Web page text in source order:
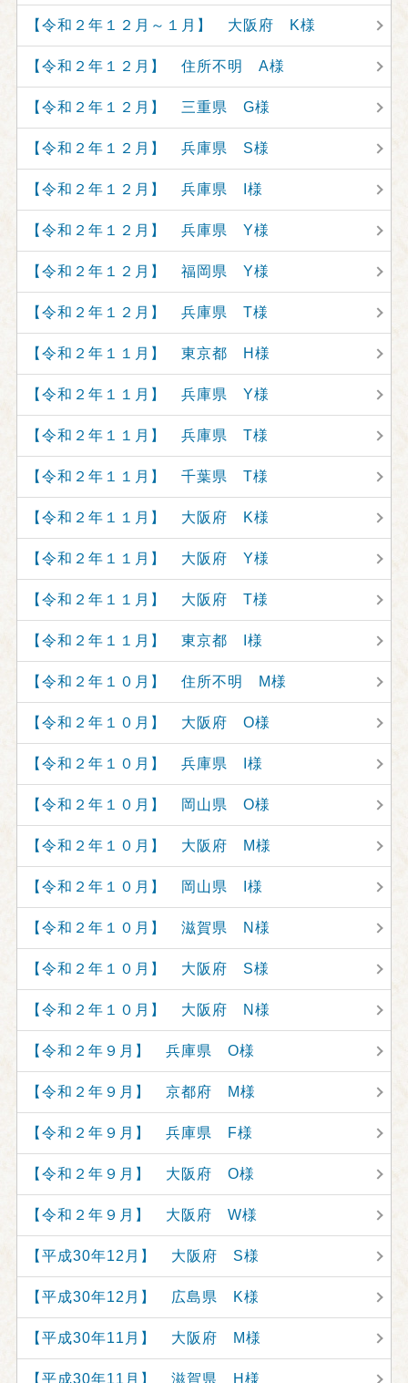
【令和２年１２月～１月】 大阪府 K様
【令和２年１２月】 住所不明 A様
【令和２年１２月】 三重県 G様
【令和２年１２月】 兵庫県 S様
【令和２年１２月】 兵庫県 I様
【令和２年１２月】 兵庫県 Y様
【令和２年１２月】 福岡県 Y様
【令和２年１２月】 兵庫県 T様
【令和２年１１月】 東京都 H様
【令和２年１１月】 兵庫県 Y様
【令和２年１１月】 兵庫県 T様
【令和２年１１月】 千葉県 T様
【令和２年１１月】 大阪府 K様
【令和２年１１月】 大阪府 Y様
【令和２年１１月】 大阪府 T様
【令和２年１１月】 東京都 I様
【令和２年１０月】 住所不明 M様
【令和２年１０月】 大阪府 O様
【令和２年１０月】 兵庫県 I様
【令和２年１０月】 岡山県 O様
【令和２年１０月】 大阪府 M様
【令和２年１０月】 岡山県 I様
【令和２年１０月】 滋賀県 N様
【令和２年１０月】 大阪府 S様
【令和２年１０月】 大阪府 N様
【令和２年９月】 兵庫県 O様
【令和２年９月】 京都府 M様
【令和２年９月】 兵庫県 F様
【令和２年９月】 大阪府 O様
【令和２年９月】 大阪府 W様
【平成30年12月】 大阪府 S様
【平成30年12月】 広島県 K様
【平成30年11月】 大阪府 M様
【平成30年11月】 滋賀県 H様